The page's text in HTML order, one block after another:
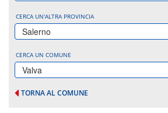
CERCA UN'ALTRA PROVINCIA
Salerno
CERCA UN COMUNE
Valva
TORNA AL COMUNE